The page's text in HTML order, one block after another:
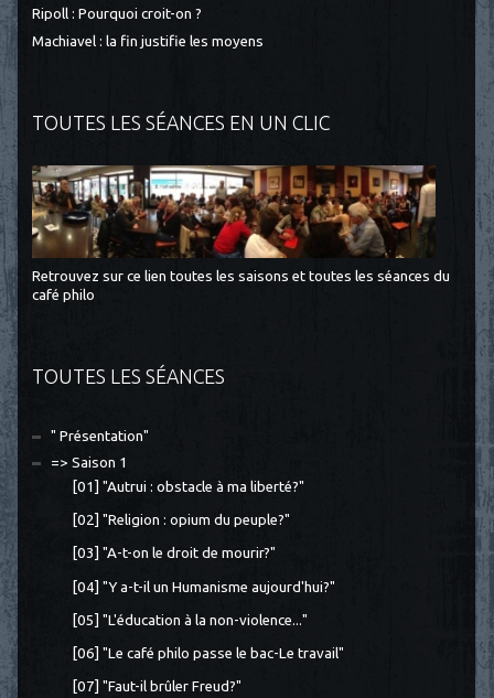
Ripoll : Pourquoi croit-on ?
Machiavel : la fin justifie les moyens
TOUTES LES SÉANCES EN UN CLIC
Retrouvez sur ce lien toutes les saisons et toutes les séances du
café philo
TOUTES LES SÉANCES
" Présentation"
=> Saison 1
[01] "Autrui : obstacle à ma liberté?"
[02] "Religion : opium du peuple?"
[03] "A-t-on le droit de mourir?"
[04] "Y a-t-il un Humanisme aujourd'hui?"
[05] "L'éducation à la non-violence..."
[06] "Le café philo passe le bac-Le travail"
[07] "Faut-il brûler Freud?"